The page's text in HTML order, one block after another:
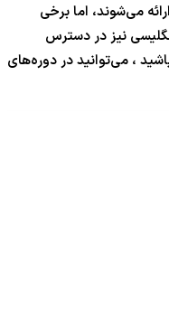
می‌شوند، اما برخی
نیز در دسترس
، می‌توانید در دوره‌های